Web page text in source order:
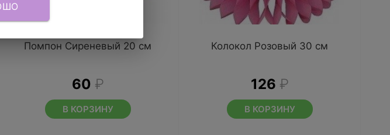
Помпон Сиреневый 20 см
60 ₽
В КОРЗИНУ
Колокол Розовый 30 см
126 ₽
В КОРЗИНУ